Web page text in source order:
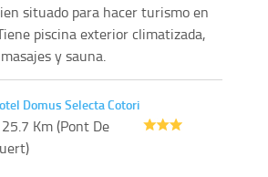
situado para hacer turismo en
piscina exterior climatizada,
y sauna.
Domus Selecta Cotori
Km (Pont De